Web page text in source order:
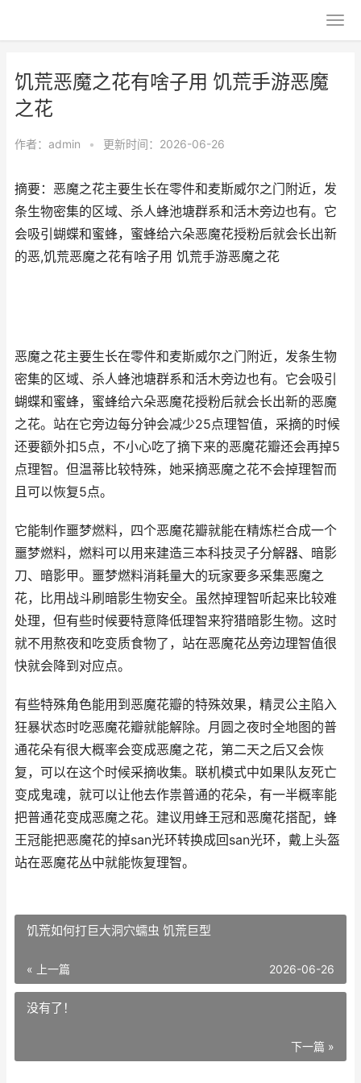
饥荒恶魔之花有啥子用 饥荒手游恶魔
之花
作者： admin • 更新时间：2026-06-26
摘要：恶魔之花主要生长在零件和麦斯威尔之门附近，发
条生物密集的区域、杀人蜂池塘群系和活木旁边也有。它
会吸引蝴蝶和蜜蜂，蜜蜂给六朵恶魔花授粉后就会长出新
的恶,饥荒恶魔之花有啥子用 饥荒手游恶魔之花
恶魔之花主要生长在零件和麦斯威尔之门附近，发条生物
密集的区域、杀人蜂池塘群系和活木旁边也有。它会吸引
蝴蝶和蜜蜂，蜜蜂给六朵恶魔花授粉后就会长出新的恶魔
之花。站在它旁边每分钟会减少25点理智值，采摘的时候
还要额外扣5点，不小心吃了摘下来的恶魔花瓣还会再掉5
点理智。但温蒂比较特殊，她采摘恶魔之花不会掉理智而
且可以恢复5点。
它能制作噩梦燃料，四个恶魔花瓣就能在精炼栏合成一个
噩梦燃料，燃料可以用来建造三本科技灵子分解器、暗影
刀、暗影甲。噩梦燃料消耗量大的玩家要多采集恶魔之
花，比用战斗刷暗影生物安全。虽然掉理智听起来比较难
处理，但有些时候要特意降低理智来狩猎暗影生物。这时
就不用熬夜和吃变质食物了，站在恶魔花丛旁边理智值很
快就会降到对应点。
有些特殊角色能用到恶魔花瓣的特殊效果，精灵公主陷入
狂暴状态时吃恶魔花瓣就能解除。月圆之夜时全地图的普
通花朵有很大概率会变成恶魔之花，第二天之后又会恢
复，可以在这个时候采摘收集。联机模式中如果队友死亡
变成鬼魂，就可以让他去作祟普通的花朵，有一半概率能
把普通花变成恶魔之花。建议用蜂王冠和恶魔花搭配，蜂
王冠能把恶魔花的掉san光环转换成回san光环，戴上头盔
站在恶魔花丛中就能恢复理智。
饥荒如何打巨大洞穴蠕虫 饥荒巨型
« 上一篇 2026-06-26
没有了！
下一篇 »